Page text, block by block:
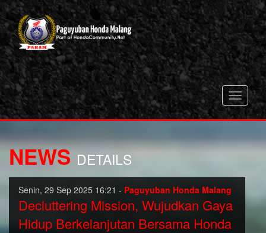
Toggle
NEWS DETAILS
Senin, 29 Sep 2025 16:21 - Paguyuban Honda Malang
Decluttering Mission, Wujudkan Gaya
Hidup Berkelanjutan Bersama Honda